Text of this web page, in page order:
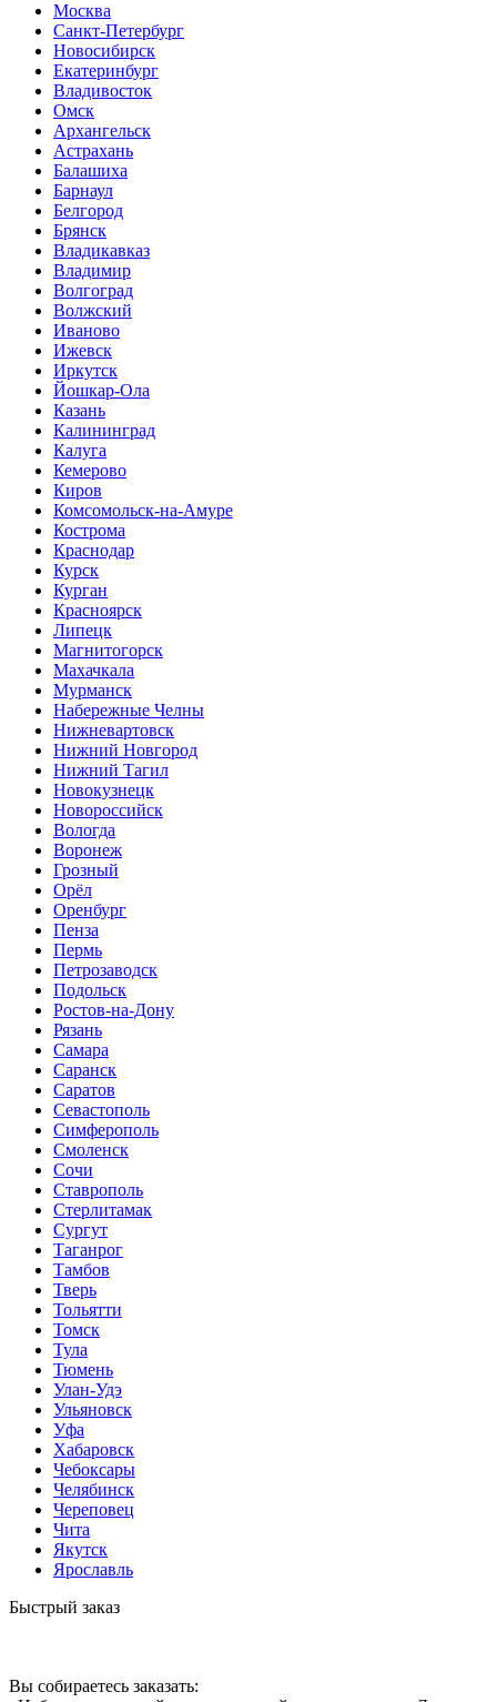
Москва
Санкт-Петербург
Новосибирск
Екатеринбург
Владивосток
Омск
Архангельск
Астрахань
Балашиха
Барнаул
Белгород
Брянск
Владикавказ
Владимир
Волгоград
Волжский
Иваново
Ижевск
Иркутск
Йошкар-Ола
Казань
Калининград
Калуга
Кемерово
Киров
Комсомольск-на-Амуре
Кострома
Краснодар
Курск
Курган
Красноярск
Липецк
Магнитогорск
Махачкала
Мурманск
Набережные Челны
Нижневартовск
Нижний Новгород
Нижний Тагил
Новокузнецк
Новороссийск
Вологда
Воронеж
Грозный
Орёл
Оренбург
Пенза
Пермь
Петрозаводск
Подольск
Ростов-на-Дону
Рязань
Самара
Саранск
Саратов
Севастополь
Симферополь
Смоленск
Сочи
Ставрополь
Стерлитамак
Сургут
Таганрог
Тамбов
Тверь
Тольятти
Томск
Тула
Тюмень
Улан-Удэ
Ульяновск
Уфа
Хабаровск
Чебоксары
Челябинск
Череповец
Чита
Якутск
Ярославль
Быстрый заказ
Вы собираетесь заказать: